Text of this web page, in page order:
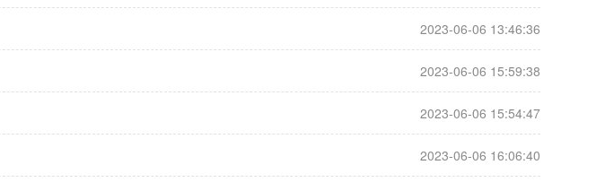
2023-06-06 13:46:36
2023-06-06 15:59:38
2023-06-06 15:54:47
2023-06-06 16:06:40